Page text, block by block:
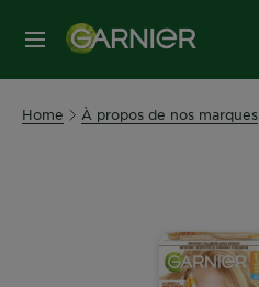
MENU
Home À propos de nos marques